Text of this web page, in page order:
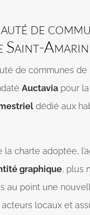
de
Saint-Amarin
de communes de
Auctavia pour
dédié aux
la charte adoptée,
graphique, plus
au point une
locaux et